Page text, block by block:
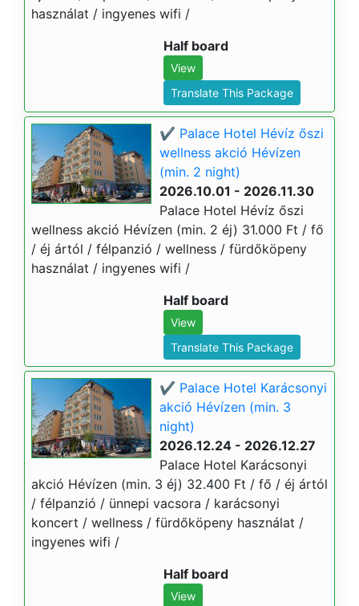
használat / ingyenes wifi /
Half board
View
Translate This Package
✔️ Palace Hotel Hévíz őszi
wellness akció Hévízen
(min. 2 night)
2026.10.01 - 2026.11.30
Palace Hotel Hévíz őszi
wellness akció Hévízen (min. 2 éj) 31.000 Ft / fő
/ éj ártól / félpanzió / wellness / fürdőköpeny
használat / ingyenes wifi /
Half board
View
Translate This Package
✔️ Palace Hotel Karácsonyi
akció Hévízen (min. 3
night)
2026.12.24 - 2026.12.27
Palace Hotel Karácsonyi
akció Hévízen (min. 3 éj) 32.400 Ft / fő / éj ártól
/ félpanzió / ünnepi vacsora / karácsonyi
koncert / wellness / fürdőköpeny használat /
ingyenes wifi /
Half board
View